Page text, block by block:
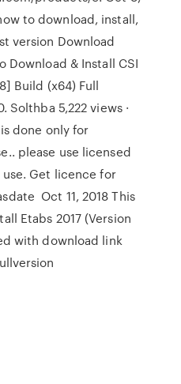
to download, install,
version Download
Download & Install CSI
Build (x64) Full
Solthba 5,222 views ·
is done only for
please use licensed
Get licence for
Oct 11, 2018 This
Etabs 2017 (Version
with download link